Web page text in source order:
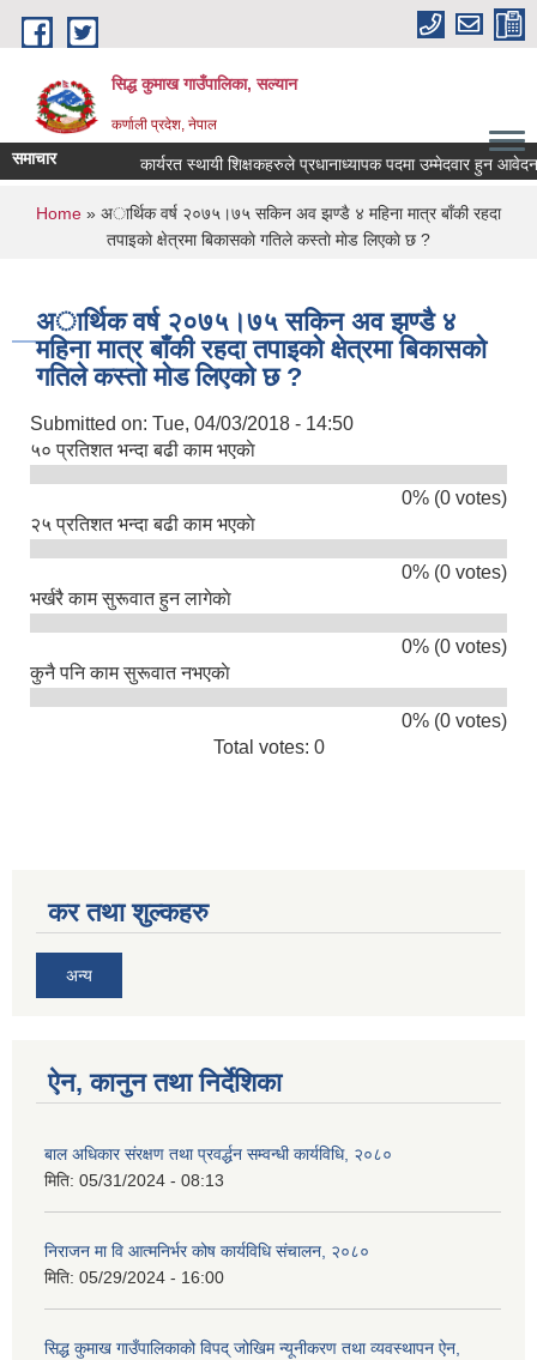
Skip to main content
सिद्ध कुमाख गाउँपालिका, सल्यान
कर्णाली प्रदेश, नेपाल
समाचार कार्यरत स्थायी शिक्षकहरुले प्रधानाध्यापक पदमा उम्मेदवार हुन आवेदन
You are here
Home » अार्थिक वर्ष २०७५।७५ सकिन अव झण्डै ४ महिना मात्र बाँकी रहदा
तपाइकाे क्षेत्रमा बिकासकाे गतिले कस्ताे माेड लिएकाे छ ?
अार्थिक वर्ष २०७५।७५ सकिन अव झण्डै ४
महिना मात्र बाँकी रहदा तपाइकाे क्षेत्रमा बिकासकाे
गतिले कस्ताे माेड लिएकाे छ ?
Submitted on: Tue, 04/03/2018 - 14:50
५० प्रतिशत भन्दा बढी काम भएकाे
0% (0 votes)
२५ प्रतिशत भन्दा बढी काम भएकाे
0% (0 votes)
भर्खरै काम सुरूवात हुन लागेकाे
0% (0 votes)
कुनै पनि काम सुरूवात नभएकाे
0% (0 votes)
Total votes: 0
कर तथा शुल्कहरु
अन्य
ऐन, कानुन तथा निर्देशिका
बाल अधिकार संरक्षण तथा प्रवर्द्धन सम्वन्धी कार्यविधि, २०८०
मिति: 05/31/2024 - 08:13
निराजन मा वि आत्मनिर्भर कोष कार्यविधि संचालन, २०८०
मिति: 05/29/2024 - 16:00
सिद्ध कुमाख गाउँपालिकाको विपद् जोखिम न्यूनीकरण तथा व्यवस्थापन ऐन,